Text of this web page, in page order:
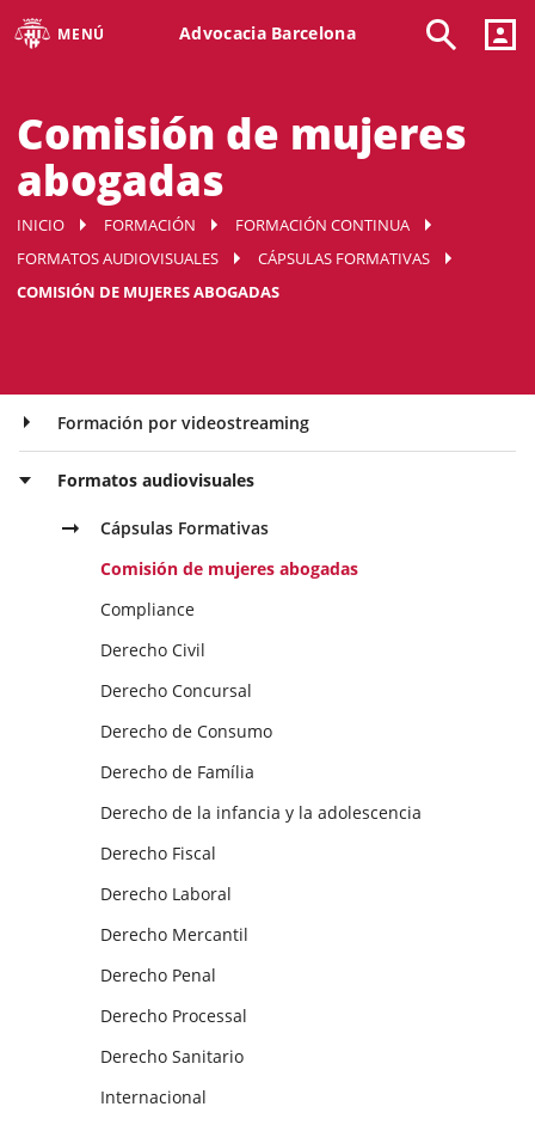
MENÚ Advocacia Barcelona
Comisión de mujeres
abogadas
INICIO FORMACIÓN
FORMACIÓN CONTINUA
FORMATOS AUDIOVISUALES
CÁPSULAS FORMATIVAS
COMISIÓN DE MUJERES ABOGADAS
Formación por videostreaming
Formatos audiovisuales
Cápsulas Formativas
Comisión de mujeres abogadas
Compliance
Derecho Civil
Derecho Concursal
Derecho de Consumo
Derecho de Família
Derecho de la infancia y la adolescencia
Derecho Fiscal
Derecho Laboral
Derecho Mercantil
Derecho Penal
Derecho Processal
Derecho Sanitario
Internacional